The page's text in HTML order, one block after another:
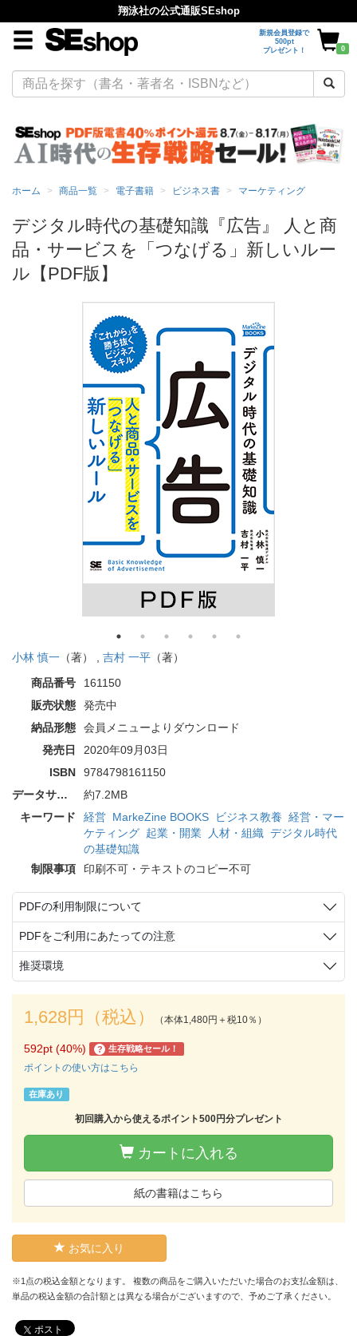
翔泳社の公式通販SEshop
新規会員登録で
500pt
プレゼント！
0
ホーム 商品一覧 電子書籍 ビジネス書 マーケティング
デジタル時代の基礎知識『広告』 人と商
品・サービスを「つなげる」新しいルー
ル【PDF版】
小林 慎一 （著） , 吉村 一平 （著）
商品番号
161150
販売状態
発売中
納品形態
会員メニューよりダウンロード
発売日
2020年09月03日
ISBN
9784798161150
データサイズ
約7.2MB
キーワード
経営 MarkeZine BOOKS ビジネス教養 経営・マー
ケティング 起業・開業 人材・組織 デジタル時代
の基礎知識
制限事項
印刷不可・テキストのコピー不可
PDFの利用制限について
PDFをご利用にあたっての注意
推奨環境
1,628円（税込） （本体1,480円＋税10％）
592pt (40%) ? 生存戦略セール！
ポイントの使い方はこちら
在庫あり
初回購入から使えるポイント500円分プレゼント
カートに入れる
紙の書籍はこちら
お気に入り
※1点の税込金額となります。 複数の商品をご購入いただいた場合のお支払金額は、
単品の税込金額の合計額とは異なる場合がございますので、予めご了承ください。
ポスト